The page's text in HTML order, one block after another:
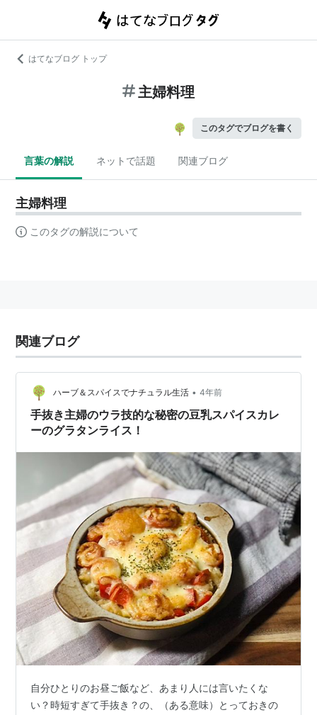
はてなブログ トップ
主婦料理
このタグでブログを書く
言葉の解説 ネットで話題 関連ブログ
主婦料理
このタグの解説について
関連ブログ
ハーブ＆スパイスでナチュラル生活 • 4年前
手抜き主婦のウラ技的な秘密の豆乳スパイスカレ
ーのグラタンライス！
自分ひとりのお昼ご飯など、あまり人には言いたくな
い？時短すぎて手抜き？の、（ある意味）とっておきの